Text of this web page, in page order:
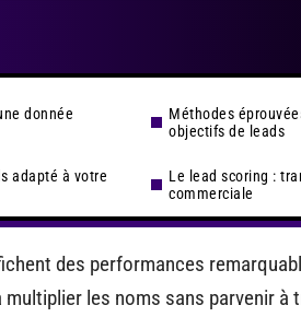
donnée
adapté à votre
Méthodes
objectifs de leads
Le lead scoring :
commerciale
des performances
multiplier les noms sans parvenir